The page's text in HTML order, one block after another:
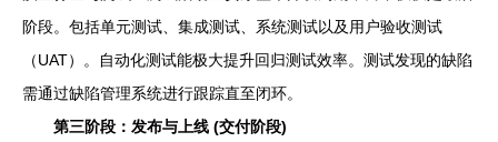
阶段。包括单元测试、集成测试、系统测试以及用户验收测试
（UAT）。自动化测试能极大提升回归测试效率。测试发现的缺陷
需通过缺陷管理系统进行跟踪直至闭环。
第三阶段：发布与上线 (交付阶段)